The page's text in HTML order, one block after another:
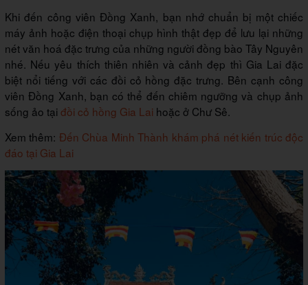
Khi đến công viên Đồng Xanh, bạn nhớ chuẩn bị một chiếc
máy ảnh hoặc điện thoại chụp hình thật đẹp để lưu lại những
nét văn hoá đặc trưng của những người đồng bào Tây Nguyên
nhé. Nếu yêu thích thiên nhiên và cảnh đẹp thì Gia Lai đặc
biệt nổi tiếng với các đồi cỏ hồng đặc trưng. Bên cạnh công
viên Đồng Xanh, bạn có thể đến chiêm ngưỡng và chụp ảnh
sống ảo tạiđồi cỏ hồng Gia Lai hoặc ở Chư Sê.
Xem thêm: Đến Chùa Minh Thành khám phá nét kiến trúc độc
đáo tại Gia Lai